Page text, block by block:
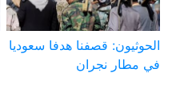
الحوثيون: قصفنا هدفا سعوديا
في مطار نجران